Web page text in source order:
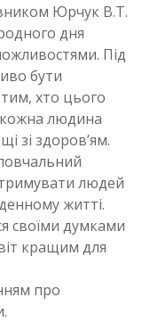
Юрчук В.Т.
дня
Під
бути
хто цього
людина
зі здоров’ям.
людей
житті.
своїми думками
кращим для
про